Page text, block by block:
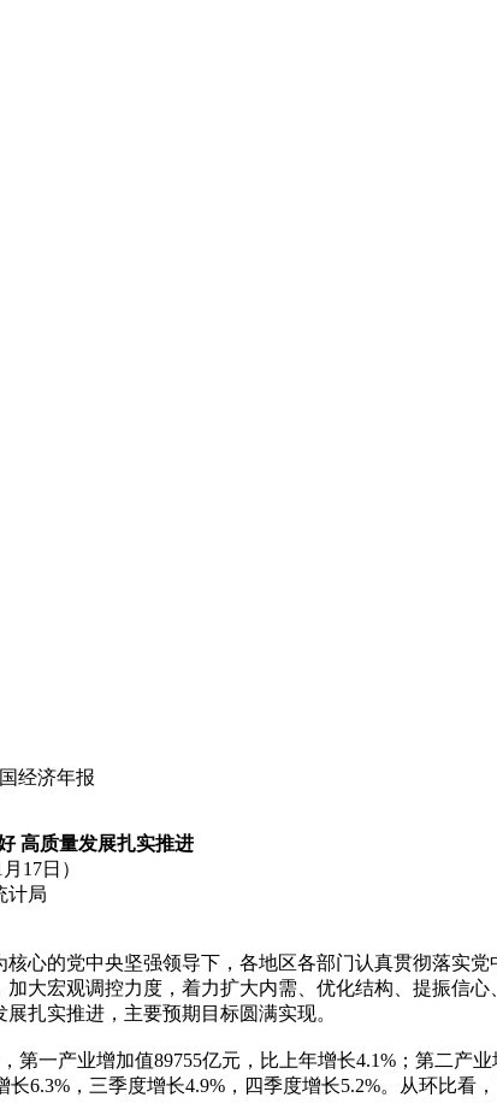
高质量发展扎实推进
17日）
计局
的党中央坚强领导下，各地区各部门认真贯彻落实党
大宏观调控力度，着力扩大内需、优化结构、提振信
扎实推进，主要预期目标圆满实现。
第一产业增加值89755亿元，比上年增长4.1%；第二产
6.3%，三季度增长4.9%，四季度增长5.2%。从环比看